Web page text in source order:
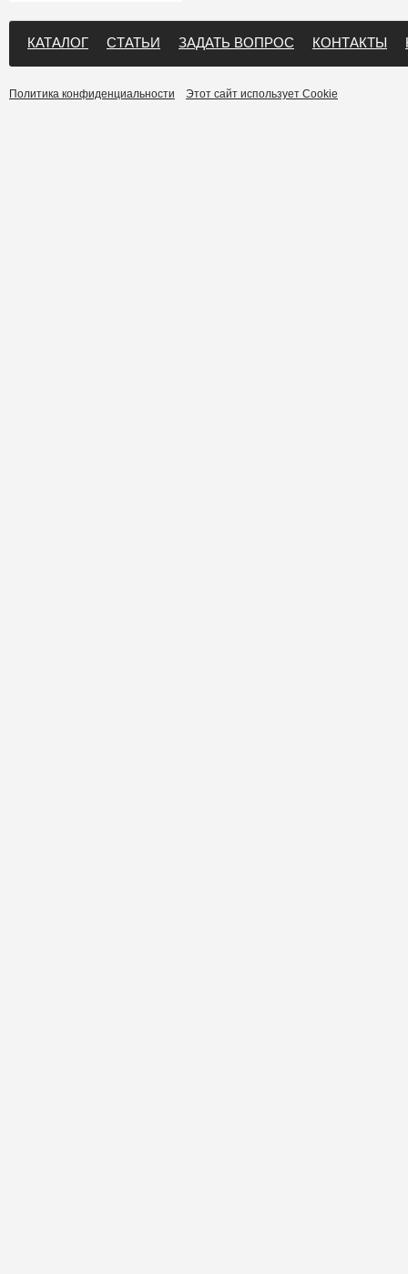
КАТАЛОГ СТАТЬИ ЗАДАТЬ ВОПРОС КОНТАКТЫ
Политика конфиденциальности Этот сайт использует Cookie